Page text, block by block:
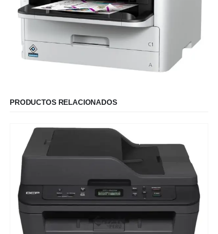
PRODUCTOS RELACIONADOS